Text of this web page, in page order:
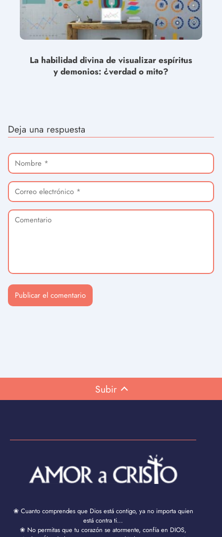
La habilidad divina de visualizar espíritus
y demonios: ¿verdad o mito?
Deja una respuesta
Subir
❀ Cuanto comprendes que Dios está contigo, ya no importa quien
está contra ti...
❀ No permitas que tu corazón se atormente, confía en DIOS,